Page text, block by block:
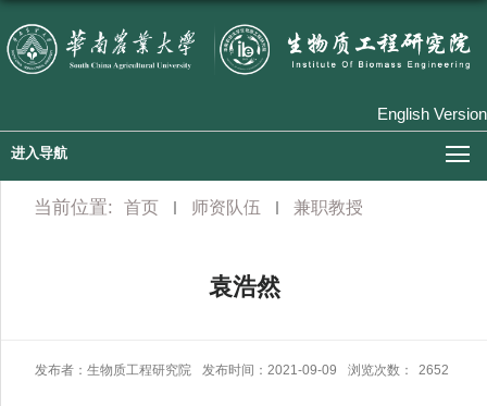
English Version
进入导航
当前位置: 首页 师资队伍 兼职教授
袁浩然
发布者：生物质工程研究院 发布时间：2021-09-09 浏览次数： 2652